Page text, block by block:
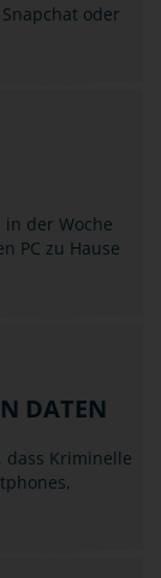
oder
der Woche
PC zu Hause
DATEN
dass Kriminelle